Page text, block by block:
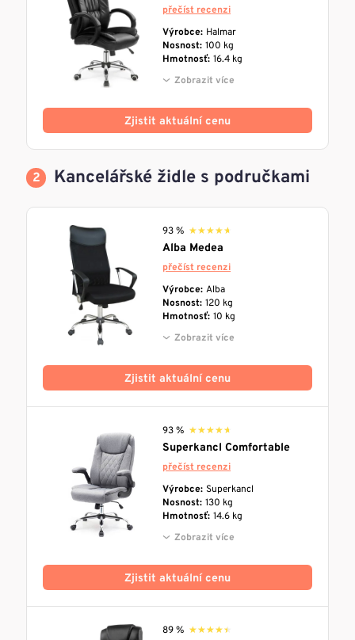
přečíst recenzi
Výrobce: Halmar
Nosnost: 100 kg
Hmotnosť: 16.4 kg
Zobrazit více
Zjistit aktuální cenu
Kancelářské židle s područkami
93 % ★★★★★
★★★★★
Alba Medea
přečíst recenzi
Výrobce: Alba
Nosnost: 120 kg
Hmotnosť: 10 kg
Zobrazit více
Zjistit aktuální cenu
93 % ★★★★★
★★★★★
Superkancl Comfortable
přečíst recenzi
Výrobce: Superkancl
Nosnost: 130 kg
Hmotnosť: 14.6 kg
Zobrazit více
Zjistit aktuální cenu
89 % ★★★★★
★★★★★